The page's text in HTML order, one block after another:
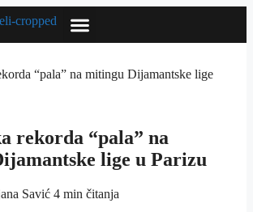
rekorda “pala” na
lige u Parizu
Savić 4 min čitanja